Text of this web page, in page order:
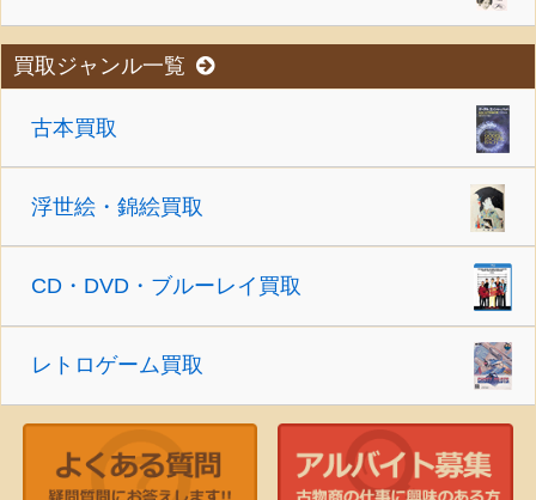
買取ジャンル一覧
古本買取
浮世絵・錦絵買取
CD・DVD・ブルーレイ買取
レトロゲーム買取